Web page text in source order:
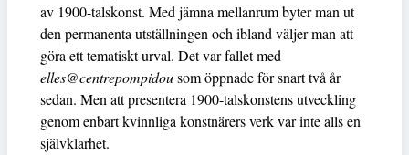
av 1900-talskonst. Med jämna mellanrum byter man ut
den permanenta utställningen och ibland väljer man att
göra ett tematiskt urval. Det var fallet med
elles@centrepompidousom öppnade för snart två år
sedan. Men att presentera 1900-talskonstens utveckling
genom enbart kvinnliga konstnärers verk var inte alls en
självklarhet.